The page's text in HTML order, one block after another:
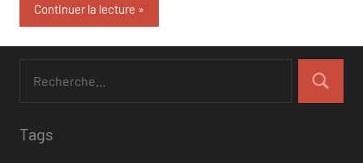
Continuer la lecture
Tags